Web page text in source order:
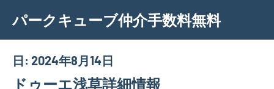
content
パークキューブ仲介手数料無料
日: 2024年8月14日
ドゥーエ浅草詳細情報